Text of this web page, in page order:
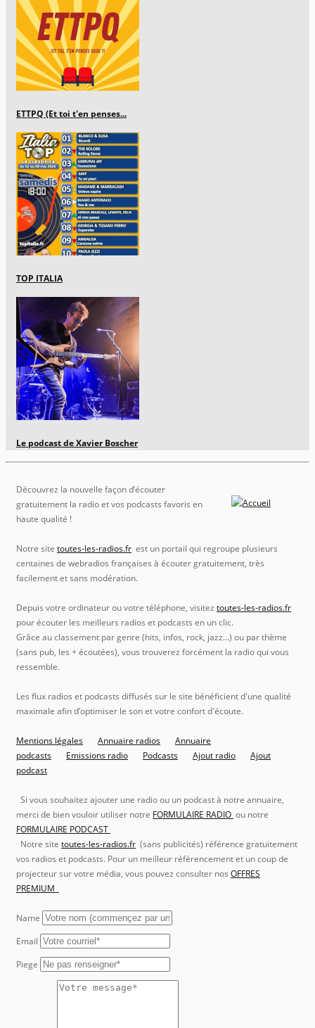
ETTPQ (Et toi t'en penses...
TOP ITALIA
Le podcast de Xavier Boscher
Découvrez la nouvelle façon d’écouter
gratuitement la radio et vos podcasts favoris en
haute qualité !
Notre site toutes-les-radios.fr est un portail qui regroupe plusieurs
centaines de webradios françaises à écouter gratuitement, très
facilement et sans modération.
Depuis votre ordinateur ou votre téléphone, visitez toutes-les-radios.fr
pour écouter les meilleurs radios et podcasts en un clic.
Grâce au classement par genre (hits, infos, rock, jazz…) ou par thème
(sans pub, les + écoutées), vous trouverez forcément la radio qui vous
ressemble.
Les flux radios et podcasts diffusés sur le site bénéficient d'une qualité
maximale afin d’optimiser le son et votre confort d'écoute.
Mentions légales Annuaire radios
Annuaire
podcasts
Emissions radio Podcasts Ajout radio
Ajout
podcast
Si vous souhaitez ajouter une radio ou un podcast à notre annuaire,
merci de bien vouloir utiliser notre FORMULAIRE RADIO ou notre
FORMULAIRE PODCAST
Notre site toutes-les-radios.fr (sans publicités) référence gratuitement
vos radios et podcasts. Pour un meilleur référencement et un coup de
projecteur sur votre média, vous pouvez consulter nos OFFRES
PREMIUM
Name
Email
Piege